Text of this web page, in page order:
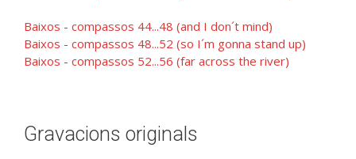
Baixos - compassos 44...48 (and I don´t mind)
Baixos - compassos 48...52 (so I´m gonna stand up)
Baixos - compassos 52...56 (far across the river)
Gravacions originals